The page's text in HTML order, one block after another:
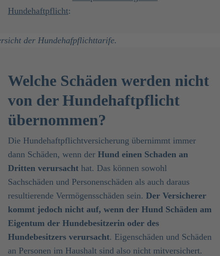
Hundehaftpflicht:
Welche Schäden werden nicht
von der Hundehaftpflicht
übernommen?
Die Hundehaftpflichtversicherung übernimmt immer
dann Schäden, wenn der Hund einen Schaden an
Dritten verursacht hat. Das können sowohl
Sachschäden und Personenschäden als auch daraus
resultierende Vermögensschäden sein. Der Versicherer
kommt jedoch nicht auf, wenn der Hund Schäden am
Eigentum der Hundebesitzerin oder des
Hundebesitzers verursacht. Eigenschäden und Schäden
an Personen im Haushalt sind also nicht mitversichert.